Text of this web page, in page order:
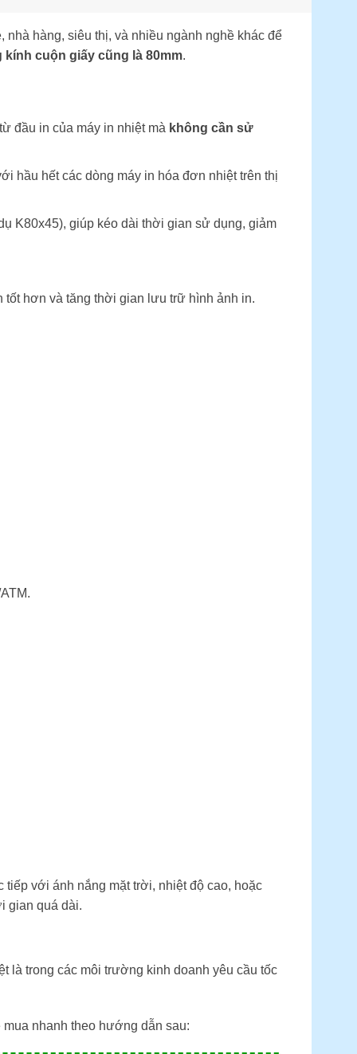
hàng, siêu thị, và nhiều ngành nghề khác để
cuộn giấy cũng là 80mm.
đầu in của máy in nhiệt mà không cần sử
hầu hết các dòng máy in hóa đơn nhiệt trên thị
K80x45), giúp kéo dài thời gian sử dụng, giảm
hơn và tăng thời gian lưu trữ hình ảnh in.
với ánh nắng mặt trời, nhiệt độ cao, hoặc
gian quá dài.
là trong các môi trường kinh doanh yêu cầu tốc
nhanh theo hướng dẫn sau: